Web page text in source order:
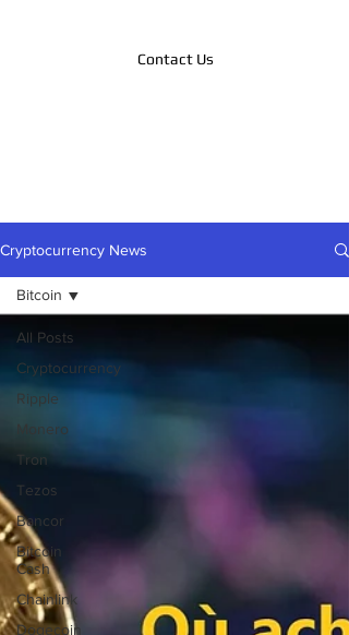
Contact Us
Cryptocurrency News
All Posts
Cryptocurrency
Ripple
Monero
Tron
Tezos
Bancor
Bitcoin
Cash
Chainlink
Dogecoin
Bitcoin